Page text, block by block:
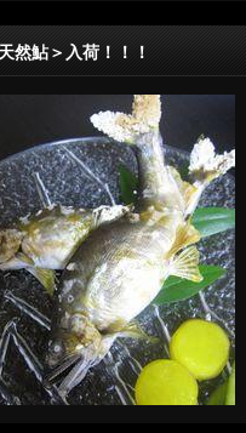
然鮎＞入荷！！！